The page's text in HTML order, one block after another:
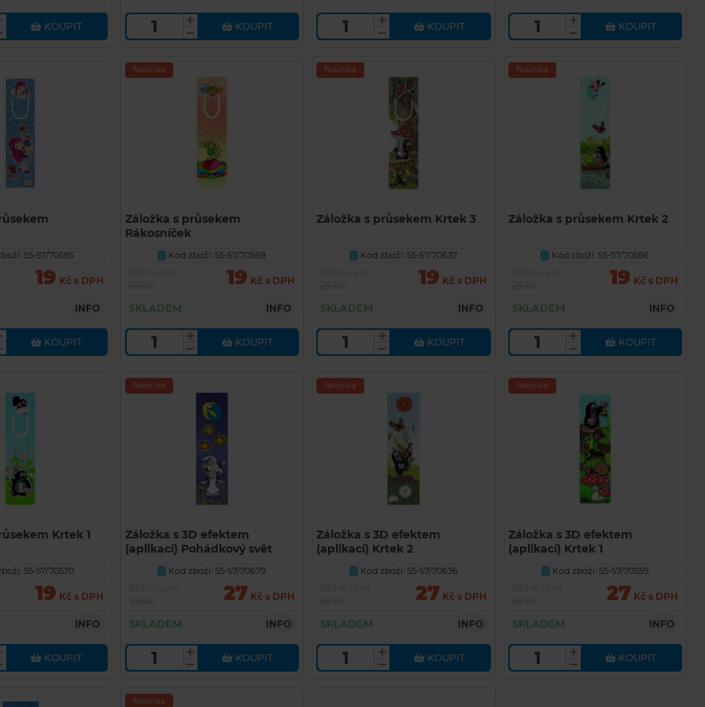
KOUPIT KOUPIT KOUPIT KOUPIT
55-57/70585
19 Kč s DPH
INFO
KOUPIT
Novinka
Záložka s průsekem
Rákosníček
U
Kód zboží: 55-57/70569
19 Kč s DPH
SKLADEM INFO
KOUPIT
Novinka
Záložka s průsekem Krtek 3
U
Kód zboží: 55-57/70637
19 Kč s DPH
SKLADEM INFO
KOUPIT
Novinka
Záložka s průsekem Krtek 2
U
Kód zboží: 55-57/70586
19 Kč s DPH
SKLADEM INFO
KOUPIT
Krtek 1
55-57/70570
19 Kč s DPH
INFO
KOUPIT
Novinka
Záložka s 3D efektem
(aplikací) Pohádkový svět
Zdeňka Smetany
U
Kód zboží: 55-57/70679
27 Kč s DPH
SKLADEM INFO
KOUPIT
Novinka
Záložka s 3D efektem
(aplikací) Krtek 2
U Kód zboží: 55-57/70636
27 Kč s DPH
SKLADEM INFO
KOUPIT
Novinka
Záložka s 3D efektem
(aplikací) Krtek 1
U Kód zboží: 55-57/70559
27 Kč s DPH
SKLADEM INFO
KOUPIT
Novinka